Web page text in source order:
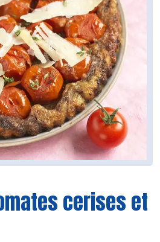
cerises et